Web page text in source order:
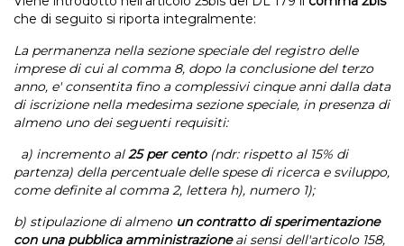
che di seguito si riporta integralmente:
La permanenza nella sezione speciale del registro delle
imprese di cui al comma 8, dopo la conclusione del terzo
anno, e' consentita fino a complessivi cinque anni dalla data
di iscrizione nella medesima sezione speciale, in presenza di
almeno uno dei seguenti requisiti:
a) incremento al25 per cento(ndr: rispetto al 15% di
partenza) della percentuale delle spese di ricerca e sviluppo,
come definite al comma 2, lettera h), numero 1);
b) stipulazione di almeno un contratto di sperimentazione
con una pubblica amministrazioneai sensi dell'articolo 158,